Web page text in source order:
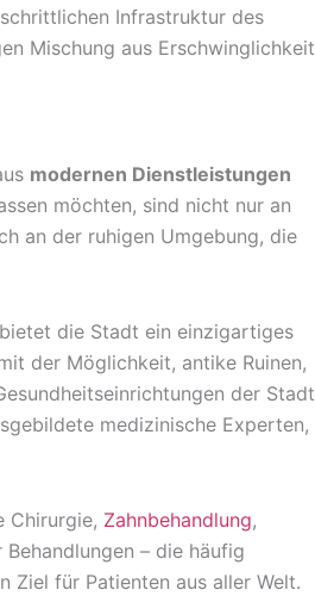
Infrastruktur des
Mischung aus Erschwinglichkeit
modernen Dienstleistungen
möchten, sind nicht nur an
an der ruhigen Umgebung, die
die Stadt ein einzigartiges
der Möglichkeit, antike Ruinen,
der Stadt
medizinische Experten,
Chirurgie, Zahnbehandlung,
– die häufig
Ziel für Patienten aus aller Welt.